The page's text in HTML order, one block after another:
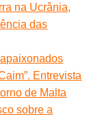
na Ucrânia,
das
Entrevista
de Malta
sobre a